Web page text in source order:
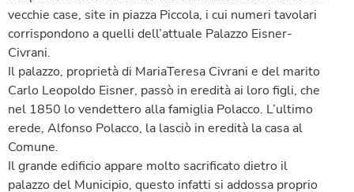
vecchie case, site in piazza Piccola, i cui numeri tavolari
corrispondono a quelli dell’attuale Palazzo Eisner-
Civrani.
Il palazzo, proprietà di MariaTeresa Civrani e del marito
Carlo Leopoldo Eisner, passò in eredità ai loro figli, che
nel 1850 lo vendettero alla famiglia Polacco. L’ultimo
erede, Alfonso Polacco, la lasciò in eredità la casa al
Comune.
Il grande edificio appare molto sacrificato dietro il
palazzo del Municipio, questo infatti si addossa proprio